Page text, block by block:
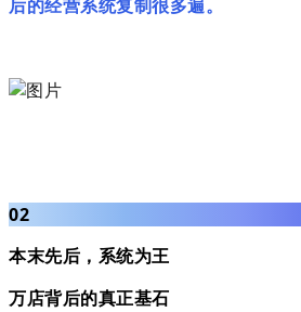
后的经营系统复制很多遍。
02
本末先后，系统为王
万店背后的真正基石